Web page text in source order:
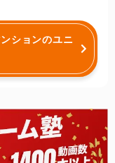
ションのユニ